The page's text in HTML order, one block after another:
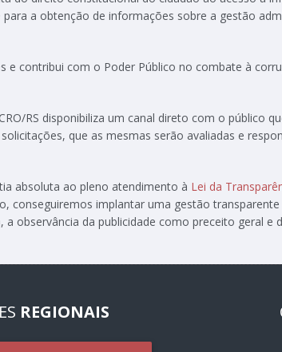
a obtenção de informações sobre a gestão
e contribui com o Poder Público no combate à
RS disponibiliza um canal direto com o público
que as mesmas serão avaliadas e
absoluta ao pleno atendimento à Lei da
conseguiremos implantar uma gestão
observância da publicidade como preceito geral
REGIONAIS